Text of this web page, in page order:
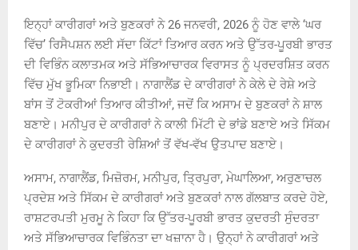
ਇਨ੍ਹਾਂ ਕਾਰੀਗਰਾਂ ਅਤੇ ਬੁਣਕਰਾਂ ਨੇ 26 ਜਨਵਰੀ, 2026 ਨੂੰ ਹੋਣ ਵਾਲੇ ‘ਘਰ
ਵਿੱਚ’ ਰਿਸੈਪਸ਼ਨ ਲਈ ਸੱਦਾ ਕਿੱਟਾਂ ਤਿਆਰ ਕਰਨ ਅਤੇ ਉੱਤਰ-ਪੂਰਬੀ ਭਾਰਤ
ਦੀ ਵਿਭਿੰਨ ਕਲਾਤਮਕ ਅਤੇ ਸੱਭਿਆਚਾਰਕ ਵਿਰਾਸਤ ਨੂੰ ਪ੍ਰਦਰਸ਼ਿਤ ਕਰਨ
ਵਿੱਚ ਮੁੱਖ ਭੂਮਿਕਾ ਨਿਭਾਈ। ਨਾਗਾਲੈਂਡ ਦੇ ਕਾਰੀਗਰਾਂ ਨੇ ਕੇਲੇ ਦੇ ਰੇਸ਼ੇ ਅਤੇ
ਬਾਂਸ ਤੋਂ ਟੋਕਰੀਆਂ ਤਿਆਰ ਕੀਤੀਆਂ, ਜਦੋਂ ਕਿ ਅਸਾਮ ਦੇ ਬੁਣਕਰਾਂ ਨੇ ਸ਼ਾਲ
ਬਣਾਏ। ਮਨੀਪੁਰ ਦੇ ਕਾਰੀਗਰਾਂ ਨੇ ਕਾਲੀ ਮਿੱਟੀ ਦੇ ਭਾਂਡੇ ਬਣਾਏ ਅਤੇ ਸਿੱਕਮ
ਦੇ ਕਾਰੀਗਰਾਂ ਨੇ ਕੁਦਰਤੀ ਰੇਸ਼ਿਆਂ ਤੋਂ ਵੱਖ-ਵੱਖ ਉਤਪਾਦ ਬਣਾਏ।
ਅਸਾਮ, ਨਾਗਾਲੈਂਡ, ਮਿਜ਼ੋਰਮ, ਮਨੀਪੁਰ, ਤ੍ਰਿਪੁਰਾ, ਮੇਘਾਲਿਆ, ਅਰੁਣਾਚਲ
ਪ੍ਰਦੇਸ਼ ਅਤੇ ਸਿੱਕਮ ਦੇ ਕਾਰੀਗਰਾਂ ਅਤੇ ਬੁਣਕਰਾਂ ਨਾਲ ਗੱਲਬਾਤ ਕਰਦੇ ਹੋਏ,
ਰਾਸ਼ਟਰਪਤੀ ਮੁਰਮੂ ਨੇ ਕਿਹਾ ਕਿ ਉੱਤਰ-ਪੂਰਬੀ ਭਾਰਤ ਕੁਦਰਤੀ ਸੁੰਦਰਤਾ
ਅਤੇ ਸੱਭਿਆਚਾਰਕ ਵਿਭਿੰਨਤਾ ਦਾ ਖਜ਼ਾਨਾ ਹੈ। ਉਨ੍ਹਾਂ ਨੇ ਕਾਰੀਗਰਾਂ ਅਤੇ